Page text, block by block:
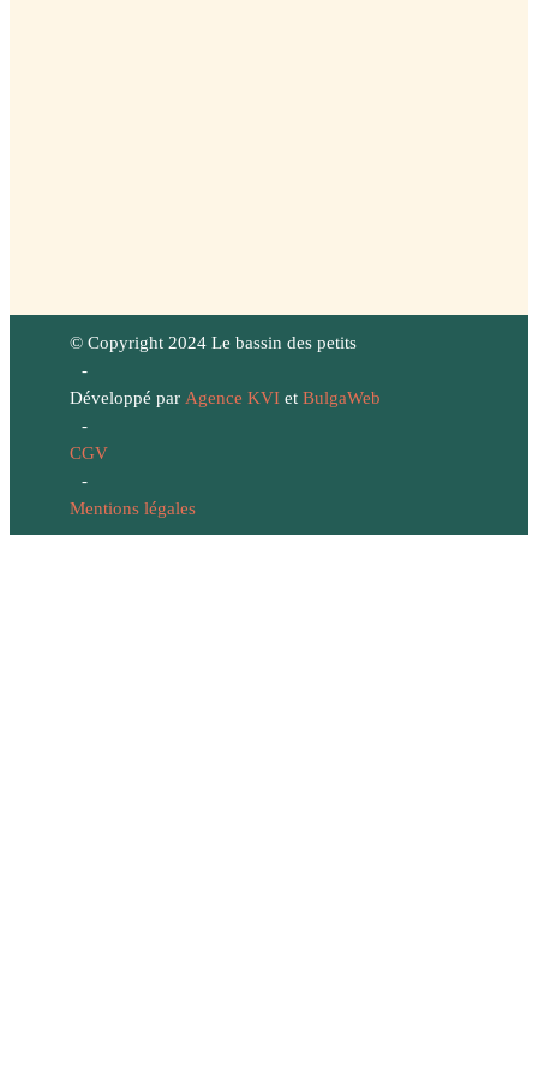
© Copyright 2024 Le bassin des petits
-
Développé par Agence KVIet BulgaWeb
-
CGV
-
Mentions légales